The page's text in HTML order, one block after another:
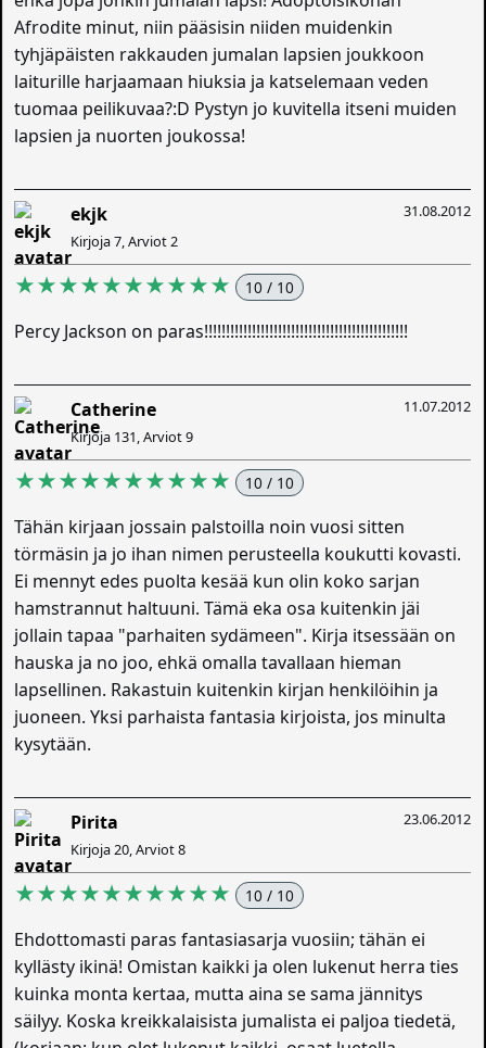
Afrodite minut, niin pääsisin niiden muidenkin
tyhjäpäisten rakkauden jumalan lapsien joukkoon
laiturille harjaamaan hiuksia ja katselemaan veden
tuomaa peilikuvaa?:D Pystyn jo kuvitella itseni muiden
lapsien ja nuorten joukossa!
31.08.2012
ekjk
Kirjoja 7, Arviot 2
★★★★★★★★★★ 10 / 10
Percy Jackson on paras!!!!!!!!!!!!!!!!!!!!!!!!!!!!!!!!!!!!!!!!!!!!!!!
11.07.2012
Catherine
Kirjoja 131, Arviot 9
★★★★★★★★★★ 10 / 10
Tähän kirjaan jossain palstoilla noin vuosi sitten
törmäsin ja jo ihan nimen perusteella koukutti kovasti.
Ei mennyt edes puolta kesää kun olin koko sarjan
hamstrannut haltuuni. Tämä eka osa kuitenkin jäi
jollain tapaa "parhaiten sydämeen". Kirja itsessään on
hauska ja no joo, ehkä omalla tavallaan hieman
lapsellinen. Rakastuin kuitenkin kirjan henkilöihin ja
juoneen. Yksi parhaista fantasia kirjoista, jos minulta
kysytään.
23.06.2012
Pirita
Kirjoja 20, Arviot 8
★★★★★★★★★★ 10 / 10
Ehdottomasti paras fantasiasarja vuosiin; tähän ei
kyllästy ikinä! Omistan kaikki ja olen lukenut herra ties
kuinka monta kertaa, mutta aina se sama jännitys
säilyy. Koska kreikkalaisista jumalista ei paljoa tiedetä,